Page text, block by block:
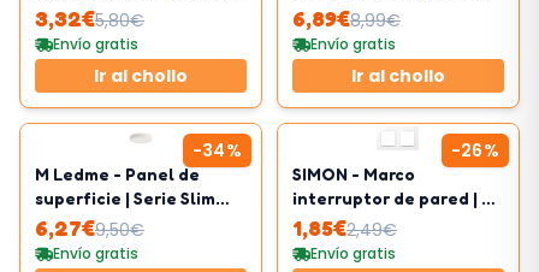
230V
3,32€5,80€
Envío gratis
Ir al chollo
6,89€8,99€
Envío gratis
Ir al chollo
-34%
M Ledme - Panel de
superficie | Serie Slim
20W | Luz fría (6000k)
6,27€9,50€
Envío gratis
-26%
SIMON - Marco
interruptor de pared | 2
elementos | Compatible
mecanismos Simon 10
1,85€2,49€
Envío gratis